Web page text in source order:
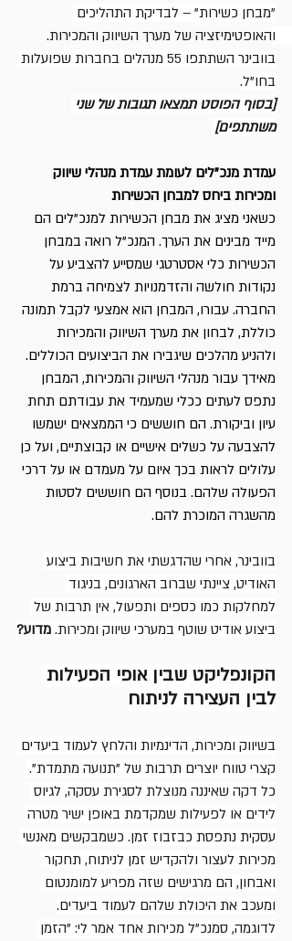
"מבחן כשירות" – לבדיקת התהליכים
והאופטימיזציה של מערך השיווק והמכירות.
בוובינר השתתפו 55 מנהלים בחברות שפועלות
בחו"ל.
[בסוף הפוסט תמצאו תגובות של שני
משתתפים]
עמדת מנכ"לים לעומת עמדת מנהלי שיווק
ומכירות ביחס למבחן הכשירות
כשאני מציג את מבחן הכשירות למנכ"לים הם
מייד מבינים את הערך. המנכ"ל רואה במבחן
הכשירות כלי אסטרטגי שמסייע להצביע על
נקודות חולשה והזדמנויות לצמיחה ברמת
החברה. עבורו, המבחן הוא אמצעי לקבל תמונה
כוללת, לבחון את מערך השיווק והמכירות
ולהניע מהלכים שיגבירו את הביצועים הכוללים.
מאידך עבור מנהלי השיווק והמכירות, המבחן
נתפס לעתים ככלי שמעמיד את עבודתם תחת
עיון וביקורת. הם חוששים כי הממצאים ישמשו
להצבעה על כשלים אישיים או קבוצתיים, ועל כן
עלולים לראות בכך איום על מעמדם או על דרכי
הפעולה שלהם. בנוסף הם חוששים לסטות
מהשגרה המוכרת להם.
בוובינר, אחרי שהדגשתי את חשיבות ביצוע
האודיט, ציינתי שברוב הארגונים, בניגוד
למחלקות כמו כספים ותפעול, אין תרבות של
ביצוע אודיט שוטף במערכי שיווק ומכירות. מדוע?
הקונפליקט שבין אופי הפעילות
לבין העצירה לניתוח
בשיווק ומכירות, הדינמיות והלחץ לעמוד ביעדים
קצרי טווח יוצרים תרבות של "תנועה מתמדת".
כל דקה שאיננה מנוצלת לסגירת עסקה, לגיוס
לידים או לפעילות שמקדמת באופן ישיר מטרה
עסקית נתפסת כבזבוז זמן. כשמבקשים מאנשי
מכירות לעצור ולהקדיש זמן לניתוח, תחקור
ואבחון, הם מרגישים שזה מפריע למומנטום
ומעכב את היכולת שלהם לעמוד ביעדים.
לדוגמה, סמנכ"ל מכירות אחד אמר לי: "הזמן